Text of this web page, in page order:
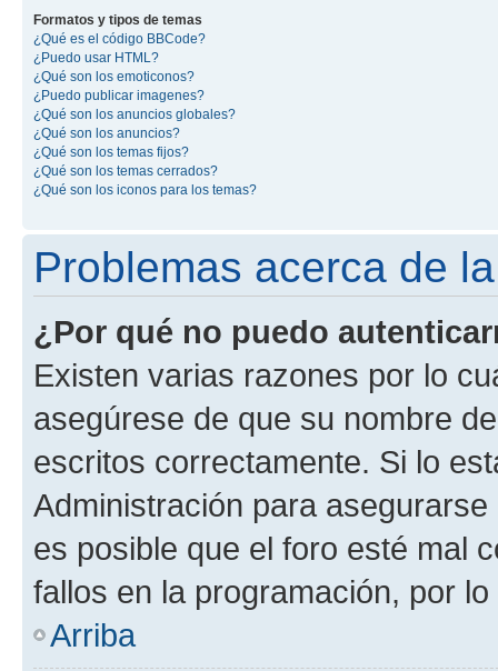
Formatos y tipos de temas
¿Qué es el código BBCode?
¿Puedo usar HTML?
¿Qué son los emoticonos?
¿Puedo publicar imagenes?
¿Qué son los anuncios globales?
¿Qué son los anuncios?
¿Qué son los temas fijos?
¿Qué son los temas cerrados?
¿Qué son los iconos para los temas?
Problemas acerca de
¿Por qué no puedo
Existen varias razones por lo
asegúrese de que su nombre
escritos correctamente. Si lo
Administración para
es posible que el foro esté mal
fallos en la programación, por
Arriba